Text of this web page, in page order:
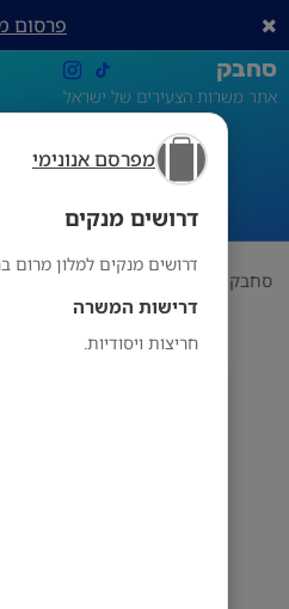
מפרסם אנונימי
דרושים מנקים
דרושים מנקים למלון מרום
דרישות המשרה
חריצות ויסודיות.
פרסום
סחבק
אתר משרות הצעירים של ישראל
דרושים
סחבק מפרסם אנונימי